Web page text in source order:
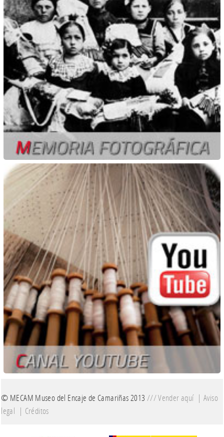
© MECAM Museo del Encaje de Camariñas 2013 ///Vender aquí|Aviso
legal | Créditos